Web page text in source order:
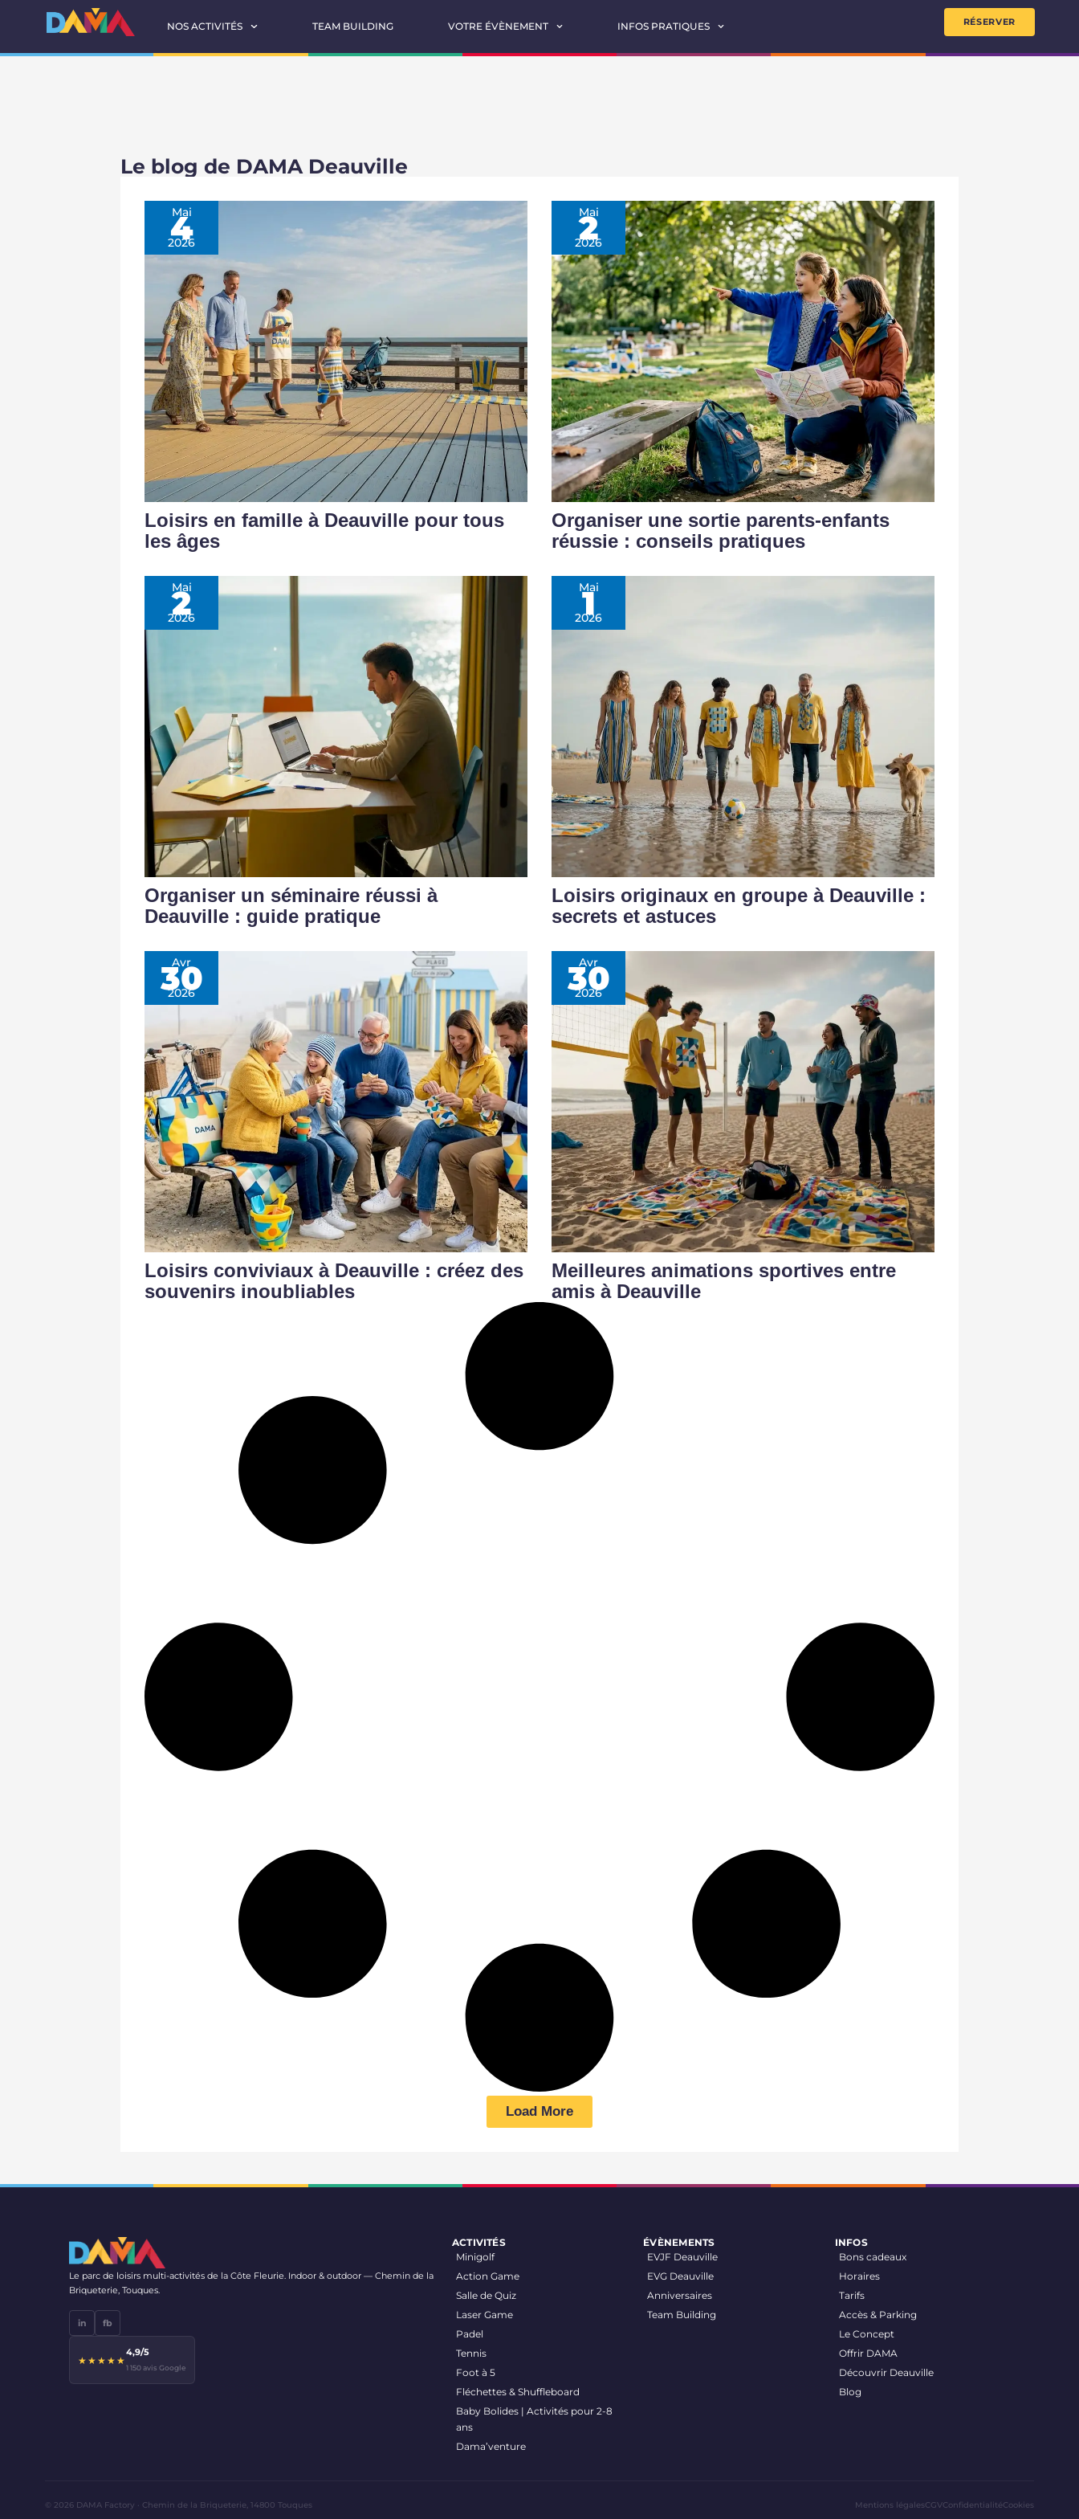
NOS ACTIVITÉS TEAM BUILDING VOTRE ÉVÈNEMENT INFOS PRATIQUES RÉSERVER
Le blog de DAMA Deauville
Mai
4
2026
Loisirs en famille à Deauville pour tous
les âges
Mai
2
2026
Organiser une sortie parents-enfants
réussie : conseils pratiques
Mai
2
2026
Organiser un séminaire réussi à
Deauville : guide pratique
Mai
1
2026
Loisirs originaux en groupe à Deauville :
secrets et astuces
Avr
30
2026
Loisirs conviviaux à Deauville : créez des
souvenirs inoubliables
Avr
30
2026
Meilleures animations sportives entre
amis à Deauville
Load More
Le parc de loisirs multi-activités de la Côte Fleurie. Indoor & outdoor — Chemin de la
Briqueterie, Touques.
in fb
★★★★★
4,9/5
1 150 avis Google
ACTIVITÉS
Minigolf
Action Game
Salle de Quiz
Laser Game
Padel
Tennis
Foot à 5
Fléchettes & Shuffleboard
Baby Bolides | Activités pour 2-8
ans
Dama’venture
ÉVÈNEMENTS
EVJF Deauville
EVG Deauville
Anniversaires
Team Building
INFOS
Bons cadeaux
Horaires
Tarifs
Accès & Parking
Le Concept
Offrir DAMA
Découvrir Deauville
Blog
© 2026 DAMA Factory · Chemin de la Briqueterie, 14800 Touques Mentions légalesCGVConfidentialitéCookies